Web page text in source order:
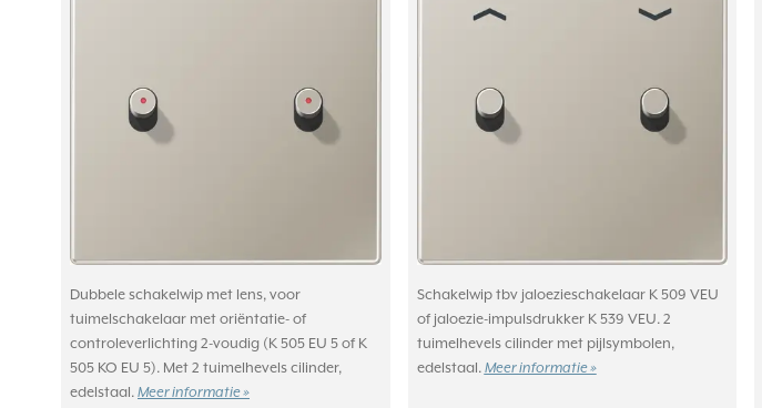
Dubbele schakelwip met lens, voor
tuimelschakelaar met oriëntatie- of
controleverlichting 2-voudig (K 505 EU 5 of K
505 KO EU 5). Met 2 tuimelhevels cilinder,
edelstaal. Meer informatie »
Schakelwip tbv jaloezieschakelaar K 509 VEU
of jaloezie-impulsdrukker K 539 VEU. 2
tuimelhevels cilinder met pijlsymbolen,
edelstaal. Meer informatie »